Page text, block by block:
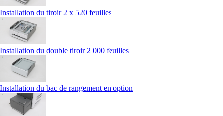
Installation du tiroir 2 x 520 feuilles
Installation du double tiroir 2 000 feuilles
Installation du bac de rangement en option